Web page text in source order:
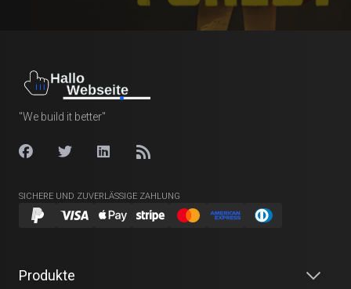
"We build it better"
SICHERE UND ZUVERLÄSSIGE ZAHLUNG
Produkte